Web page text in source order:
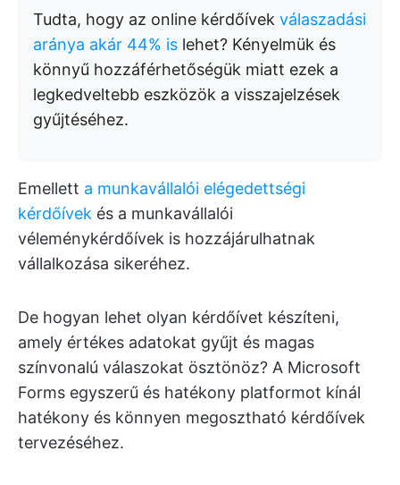
Tudta, hogy az online kérdőívek válaszadási
aránya akár 44% is lehet? Kényelmük és
könnyű hozzáférhetőségük miatt ezek a
legkedveltebb eszközök a visszajelzések
gyűjtéséhez.
Emellett a munkavállalói elégedettségi
kérdőívek és a munkavállalói
véleménykérdőívek is hozzájárulhatnak
vállalkozása sikeréhez.
De hogyan lehet olyan kérdőívet készíteni,
amely értékes adatokat gyűjt és magas
színvonalú válaszokat ösztönöz? A Microsoft
Forms egyszerű és hatékony platformot kínál
hatékony és könnyen megosztható kérdőívek
tervezéséhez.